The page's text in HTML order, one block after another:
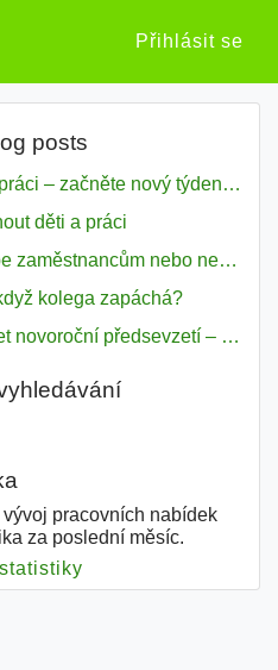
Přihlásit se
posts
Pondělí v práci – začněte nový týden s motivací
děti a práci
Žije se lépe zaměstnancům nebo nezavislým pracovníkům
kolega zapáchá?
Jak dodržet novoroční předsevzetí – naše tipy pro dobrý začátek roku 2018
vývoj pracovních nabídek
za poslední měsíc.